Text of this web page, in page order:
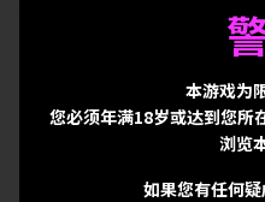
伊得和眷属们的冒险带向最高
今年跟大家见面！制作团队将
《新世界狂欢》制作人与制作团
本游戏为
您必须年满18岁或达到您所
浏览
如果您有任何疑